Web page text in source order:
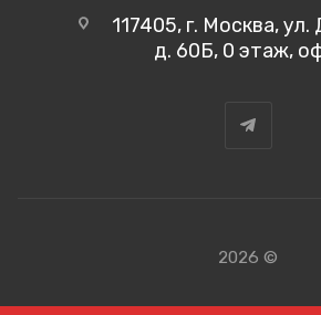
117405, г. Москва,
д. 60Б, 0 этаж,
2026 ©